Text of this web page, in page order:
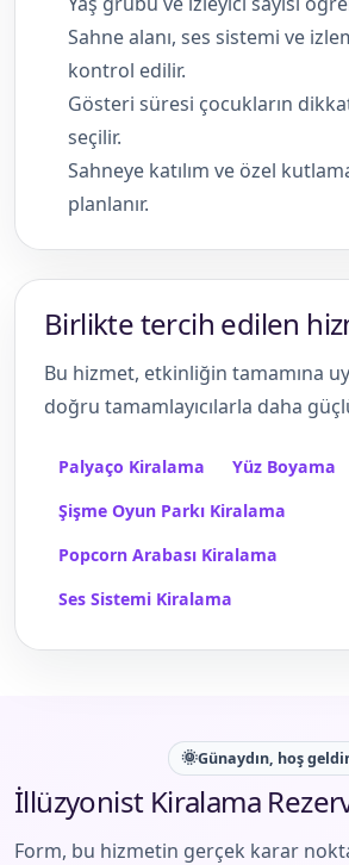
Sahne alanı, ses sistemi ve
kontrol edilir.
Gösteri süresi çocukların
seçilir.
Sahneye katılım ve özel
planlanır.
Birlikte tercih edilen
Bu hizmet, etkinliğin tamamına
doğru tamamlayıcılarla daha
Palyaço Kiralama
Yüz Boyama
Şişme Oyun Parkı Kiralama
Popcorn Arabası Kiralama
Ses Sistemi Kiralama
🌞Günaydın, hoş
İllüzyonist Kiralama
Form, bu hizmetin gerçek karar